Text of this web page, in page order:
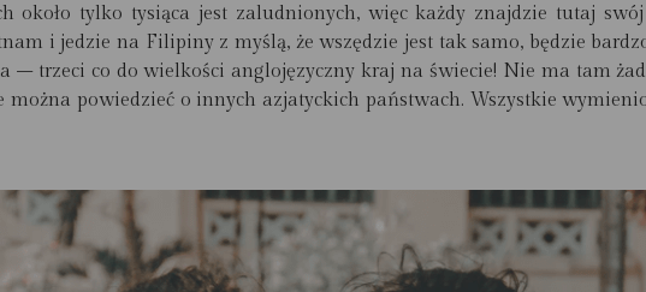
około tylko tysiąca jest zaludnionych, więc każdy znajdzie tutaj
i jedzie na Filipiny z myślą, że wszędzie jest tak samo, będzie
– trzeci co do wielkości anglojęzyczny kraj na świecie! Nie ma tam
powiedzieć o innych azjatyckich państwach. Wszystkie